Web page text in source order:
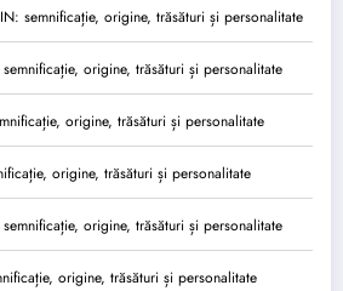
semnificație, origine, trăsături și personalitate
semnificație, origine, trăsături și personalitate
origine, trăsături și personalitate
origine, trăsături și personalitate
semnificație, origine, trăsături și personalitate
origine, trăsături și personalitate